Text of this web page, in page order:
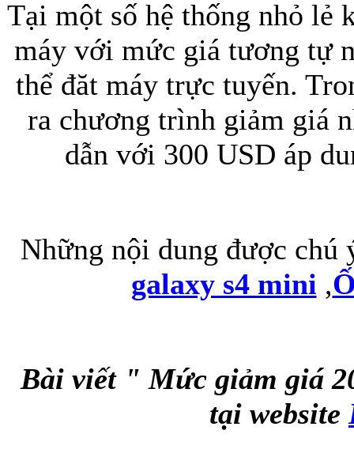
Túi đựng iPad
Túi đựng
Bao da Samsung
Bao da Samsung
Tại một số hệ thống nhỏ lẻ
máy với mức giá tương tự
thể đăt máy trực tuyến.
ra chương trình giảm giá
dẫn với 300 USD áp
Những nội dung được chú
galaxy s4 mini ,
Bài viết " Mức giảm giá
tại website